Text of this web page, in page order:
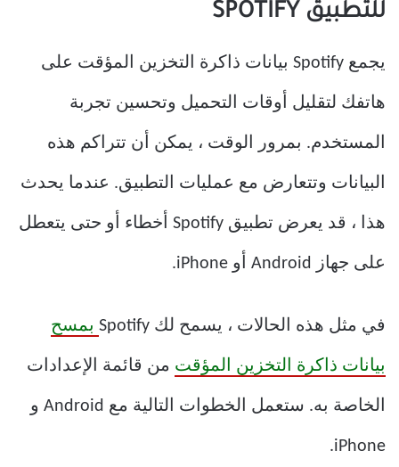
للتطبيق SPOTIFY
يجمع Spotify بيانات ذاكرة التخزين المؤقت على
هاتفك لتقليل أوقات التحميل وتحسين تجربة
المستخدم. بمرور الوقت ، يمكن أن تتراكم هذه
البيانات وتتعارض مع عمليات التطبيق. عندما يحدث
هذا ، قد يعرض تطبيق Spotify أخطاء أو حتى يتعطل
على جهاز Android أو iPhone.
في مثل هذه الحالات ، يسمح لك Spotify بمسح
بيانات ذاكرة التخزين المؤقت من قائمة الإعدادات
الخاصة به. ستعمل الخطوات التالية مع Android و
iPhone.